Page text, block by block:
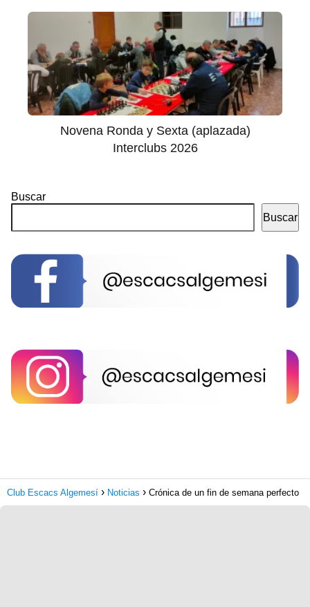
Novena Ronda y Sexta (aplazada)
Interclubs 2026
Buscar
Buscar
Club Escacs Algemesí Noticias Crónica de un fin de semana perfecto